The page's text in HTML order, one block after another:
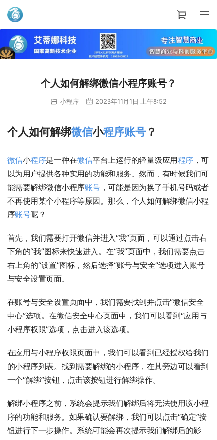
艾蒂娜科技
个人如何解绑微信小程序账号？
小程序 2023年11月1日 上午8:52
个人如何解绑微信小程序账号 ？
微信小程序是一种在微信平台上运行的轻量级应用程序 ，可
以为用户提供各种实用的功能和服务。然而，有时候我们可
能需要解绑微信小程序账号 ，可能是因为换了手机号码或者
不再使用某个小程序等原因。那么，个人如何解绑微信小程
序账号呢？
首先，我们需要打开微信并进入“我”页面，可以通过点击右
下角的“我”图标来快速进入。在“我”页面中，我们需要点击
右上角的“设置”图标，然后选择“账号与安全”选项进入账号
与安全设置页面。
在账号与安全设置页面中，我们需要找到并点击“微信安全
中心”选项。在微信安全中心页面中，我们可以看到“应用与
小程序权限”选项，点击进入该选项。
在应用与小程序权限页面中，我们可以看到已经授权给我们
的小程序列表。找到需要解绑的小程序，在其旁边可以看到
一个“解绑”按钮，点击该按钮进行解绑操作。
解绑小程序之前，系统会提示我们解绑后将无法使用该小程
序的功能和服务。如果确认要解绑，我们可以点击“确定”按
钮进行下一步操作。系统可能会再次提示我们解绑后的影